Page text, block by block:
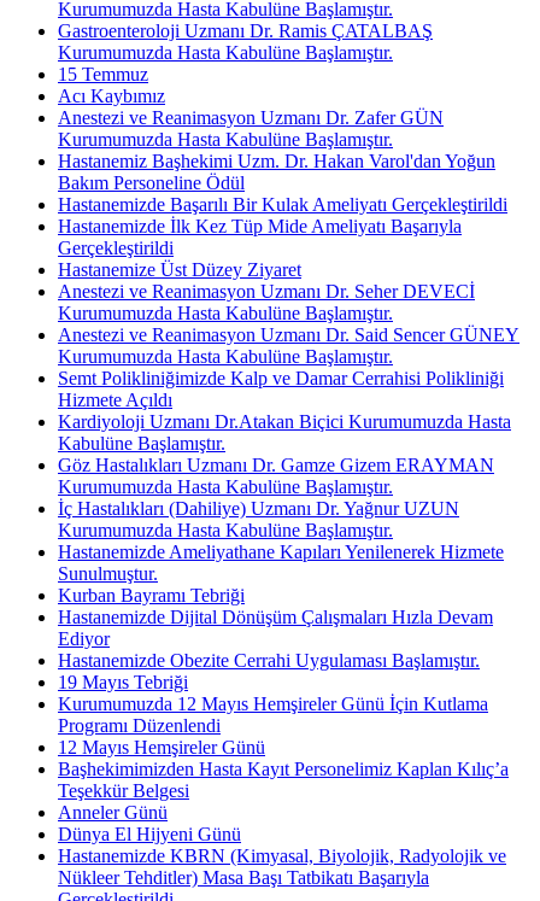
Kurumumuzda Hasta Kabulüne Başlamıştır.
Gastroenteroloji Uzmanı Dr. Ramis ÇATALBAŞ
Kurumumuzda Hasta Kabulüne Başlamıştır.
15 Temmuz
Acı Kaybımız
Anestezi ve Reanimasyon Uzmanı Dr. Zafer GÜN
Kurumumuzda Hasta Kabulüne Başlamıştır.
Hastanemiz Başhekimi Uzm. Dr. Hakan Varol'dan Yoğun
Bakım Personeline Ödül
Hastanemizde Başarılı Bir Kulak Ameliyatı Gerçekleştirildi
Hastanemizde İlk Kez Tüp Mide Ameliyatı Başarıyla
Gerçekleştirildi
Hastanemize Üst Düzey Ziyaret
Anestezi ve Reanimasyon Uzmanı Dr. Seher DEVECİ
Kurumumuzda Hasta Kabulüne Başlamıştır.
Anestezi ve Reanimasyon Uzmanı Dr. Said Sencer GÜNEY
Kurumumuzda Hasta Kabulüne Başlamıştır.
Semt Polikliniğimizde Kalp ve Damar Cerrahisi Polikliniği
Hizmete Açıldı
Kardiyoloji Uzmanı Dr.Atakan Biçici Kurumumuzda Hasta
Kabulüne Başlamıştır.
Göz Hastalıkları Uzmanı Dr. Gamze Gizem ERAYMAN
Kurumumuzda Hasta Kabulüne Başlamıştır.
İç Hastalıkları (Dahiliye) Uzmanı Dr. Yağnur UZUN
Kurumumuzda Hasta Kabulüne Başlamıştır.
Hastanemizde Ameliyathane Kapıları Yenilenerek Hizmete
Sunulmuştur.
Kurban Bayramı Tebriği
Hastanemizde Dijital Dönüşüm Çalışmaları Hızla Devam
Ediyor
Hastanemizde Obezite Cerrahi Uygulaması Başlamıştır.
19 Mayıs Tebriği
Kurumumuzda 12 Mayıs Hemşireler Günü İçin Kutlama
Programı Düzenlendi
12 Mayıs Hemşireler Günü
Başhekimimizden Hasta Kayıt Personelimiz Kaplan Kılıç’a
Teşekkür Belgesi
Anneler Günü
Dünya El Hijyeni Günü
Hastanemizde KBRN (Kimyasal, Biyolojik, Radyolojik ve
Nükleer Tehditler) Masa Başı Tatbikatı Başarıyla